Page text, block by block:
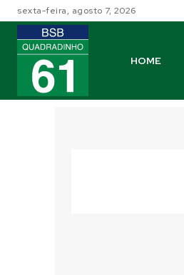
sexta-feira, agosto 7, 2026
HOME